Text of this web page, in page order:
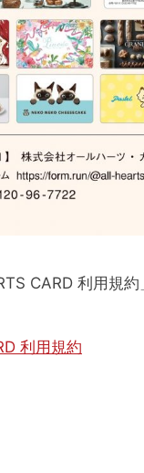
CARD 利用規約
利用規約